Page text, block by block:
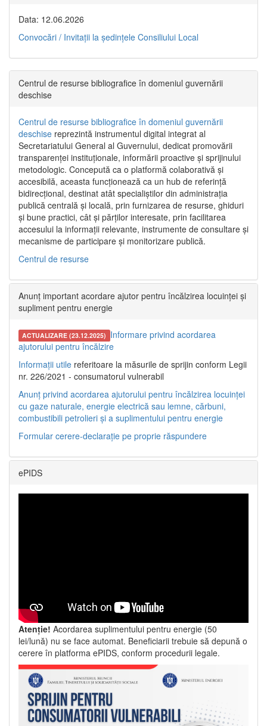
Data: 12.06.2026
Convocări / Invitaţii la şedinţele Consiliului Local
Centrul de resurse bibliografice în domeniul guvernării
deschise
Centrul de resurse bibliografice în domeniul guvernării
deschise reprezintă instrumentul digital integrat al
Secretariatului General al Guvernului, dedicat promovării
transparenței instituționale, informării proactive și sprijinului
metodologic. Concepută ca o platformă colaborativă și
accesibilă, aceasta funcționează ca un hub de referință
bidirecțional, destinat atât specialiștilor din administrația
publică centrală și locală, prin furnizarea de resurse, ghiduri
și bune practici, cât și părților interesate, prin facilitarea
accesului la informații relevante, instrumente de consultare și
mecanisme de participare și monitorizare publică.
Centrul de resurse
Anunț important acordare ajutor pentru încălzirea locuinței și
supliment pentru energie
ACTUALIZARE (23.12.2025) Informare privind acordarea
ajutorului pentru încălzire
Informații utile referitoare la măsurile de sprijin conform Legii
nr. 226/2021 - consumatorul vulnerabil
Anunț privind acordarea ajutorului pentru încălzirea locuinței
cu gaze naturale, energie electrică sau lemne, cărbuni,
combustibili petrolieri și a suplimentului pentru energie
Formular cerere-declarație pe proprie răspundere
ePIDS
Atenție! Acordarea suplimentului pentru energie (50
lei/lună) nu se face automat. Beneficiarii trebuie să depună o
cerere în platforma ePIDS, conform procedurii legale.